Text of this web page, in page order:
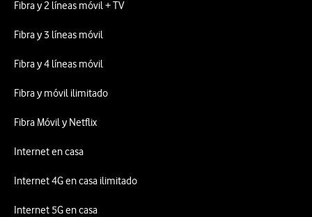
Fibra y 2 líneas móvil + TV
Fibra y 3 líneas móvil
Fibra y 4 líneas móvil
Fibra y móvil ilimitado
Fibra Móvil y Netflix
Internet en casa
Internet 4G en casa ilimitado
Internet 5G en casa